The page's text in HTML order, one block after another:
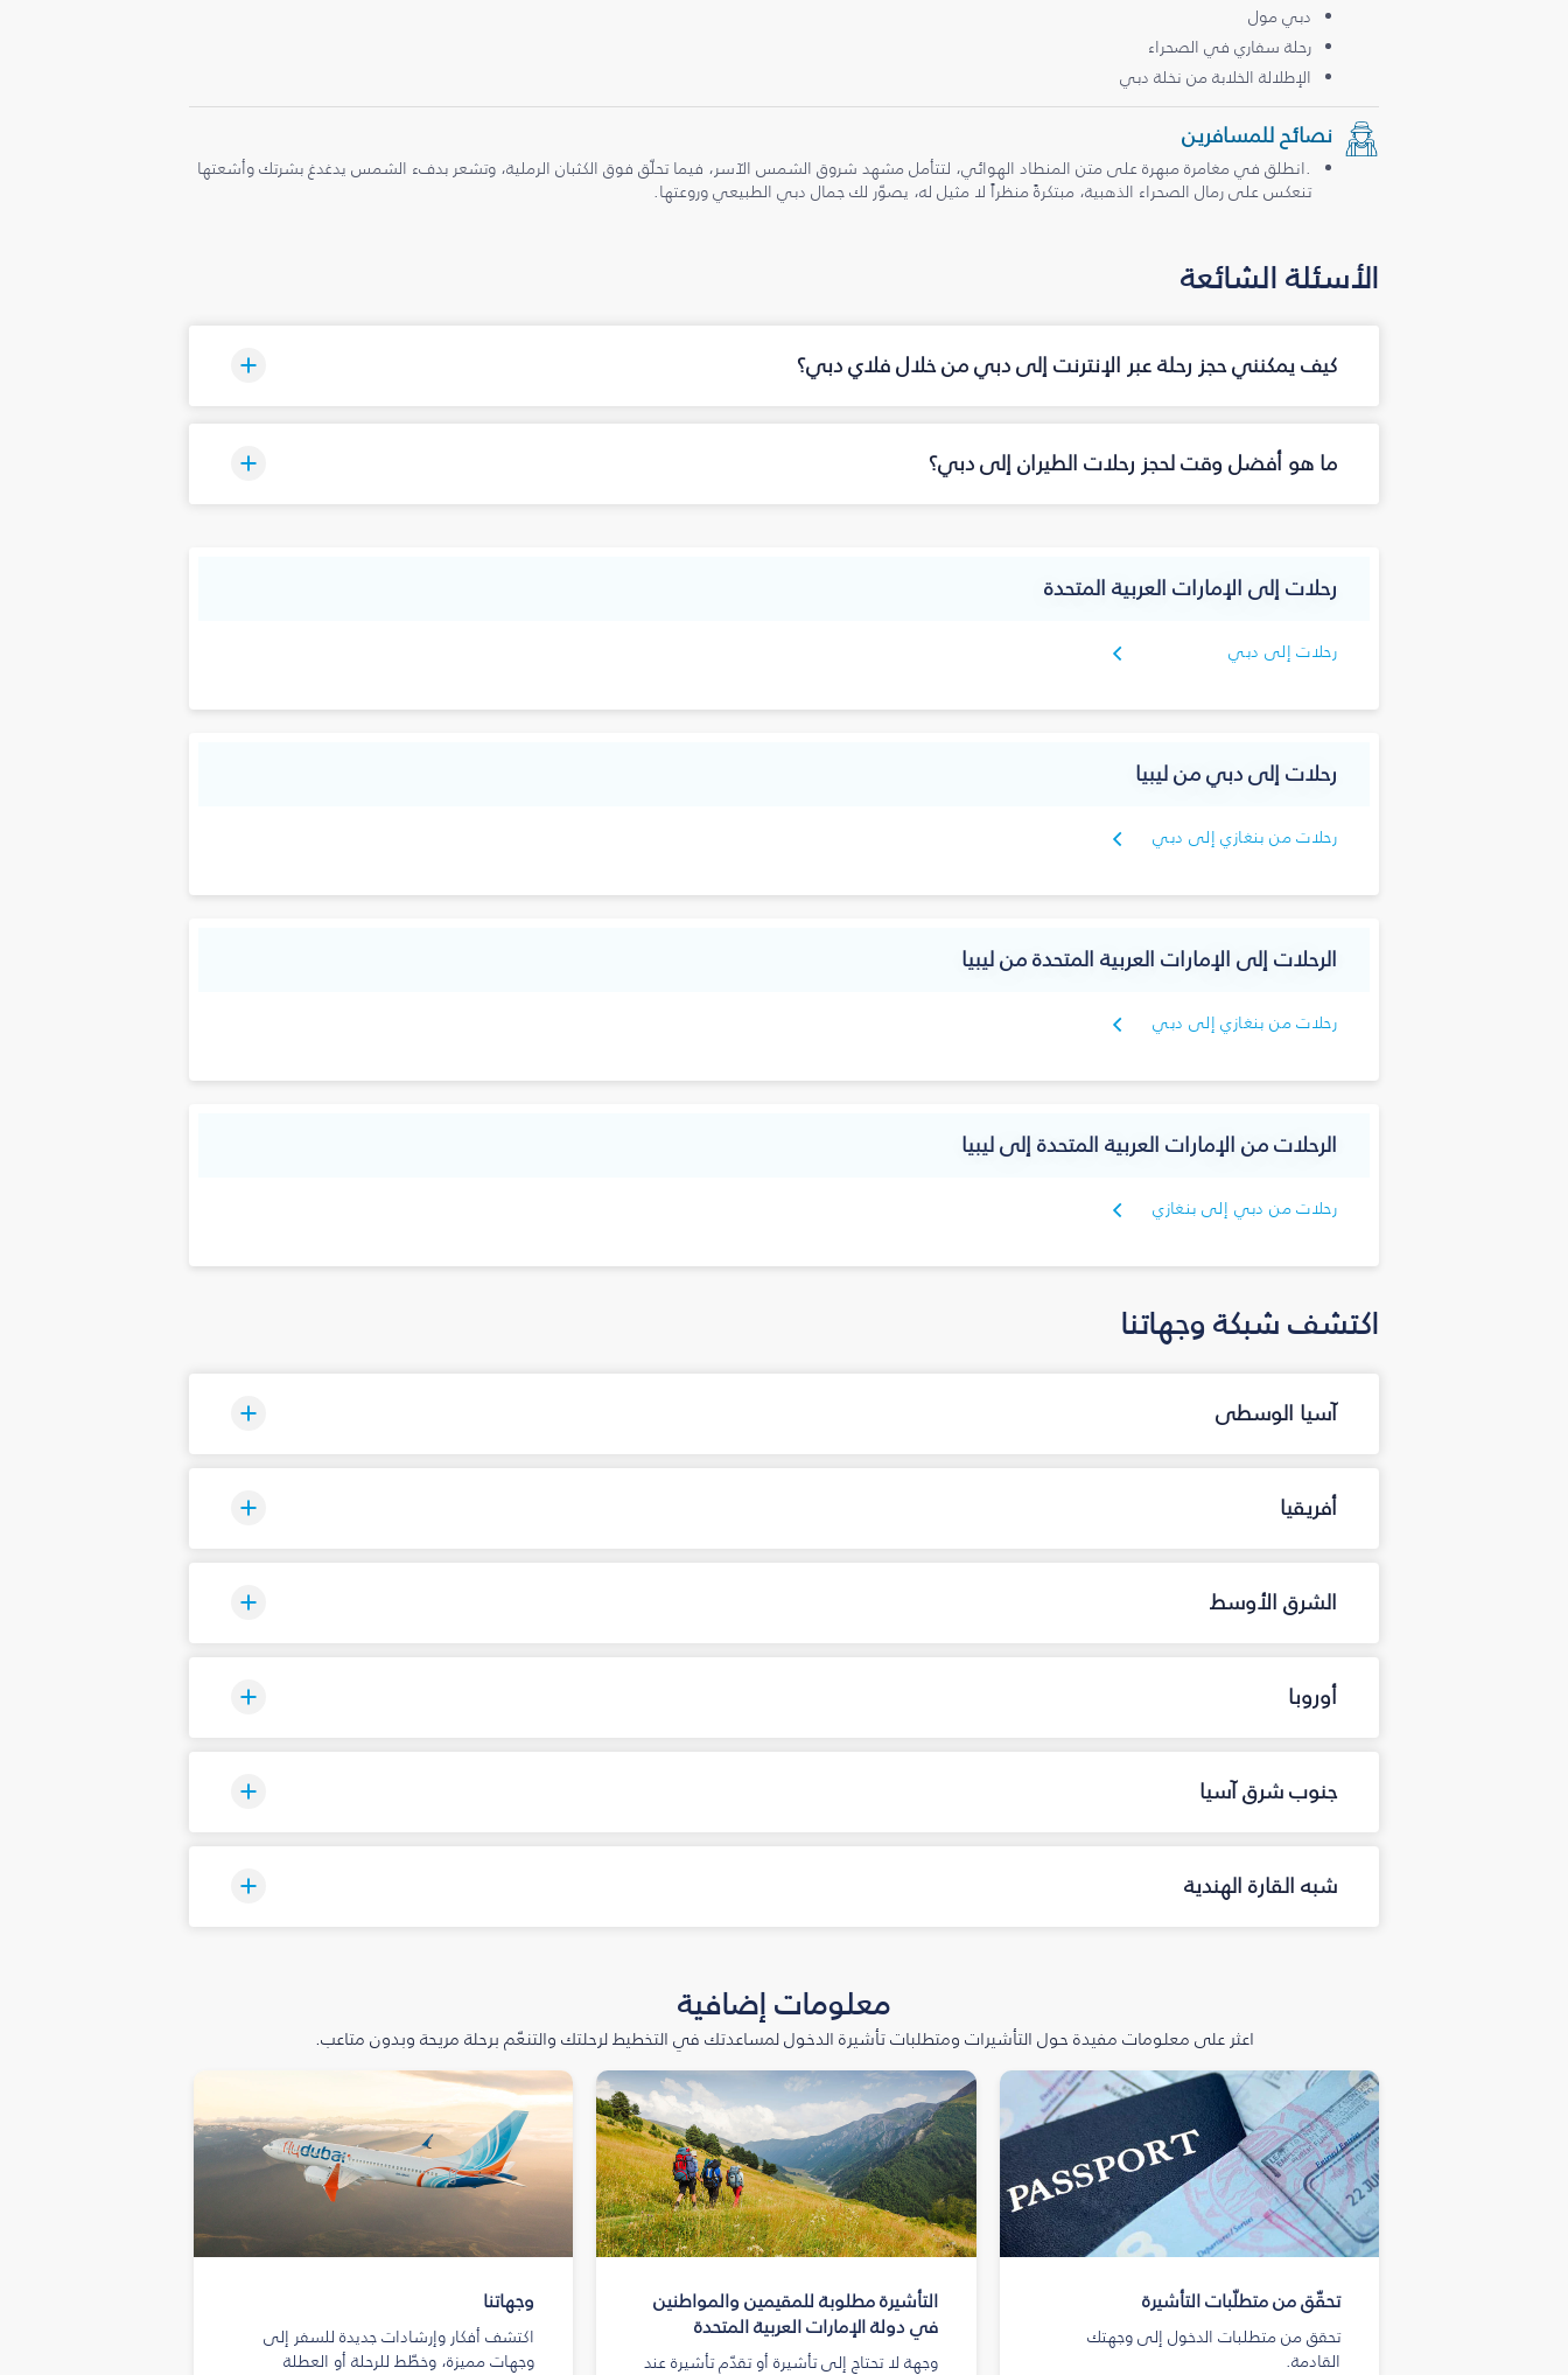
دبي مول
رحلة سفاري في الصحراء
الإطلالة الخلابة من نخلة دبي
نصائح للمسافرين
.انطلق في مغامرة مبهرة على متن المنطاد الهوائي، لتتأمل مشهد شروق الشمس الآسر، فيما تحلّق فوق الكثبان الرملية، وتشعر بدفء الشمس يدغدغ بشرتك وأشعتها
تنعكس على رمال الصحراء الذهبية، مبتكرةً منظراً لا مثيل له، يصوّر لك جمال دبي الطبيعي وروعتها.
الأسئلة الشائعة
كيف يمكنني حجز رحلة عبر الإنترنت إلى دبي من خلال فلاي دبي؟
ما هو أفضل وقت لحجز رحلات الطيران إلى دبي؟
رحلات إلى الإمارات العربية المتحدة
رحلات إلى دبي
رحلات إلى دبي من ليبيا
رحلات من بنغازي إلى دبي
الرحلات إلى الإمارات العربية المتحدة من ليبيا
رحلات من بنغازي إلى دبي
الرحلات من الإمارات العربية المتحدة إلى ليبيا
رحلات من دبي إلى بنغازي
اكتشف شبكة وجهاتنا
آسيا الوسطى
أفريقيا
الشرق الأوسط
أوروبا
جنوب شرق آسيا
شبه القارة الهندية
معلومات إضافية
اعثر على معلومات مفيدة حول التأشيرات ومتطلبات تأشيرة الدخول لمساعدتك في التخطيط لرحلتك والتنعّم برحلة مريحة وبدون متاعب.
تحقّق من متطلّبات التأشيرة
تحقق من متطلبات الدخول إلى وجهتك
القادمة.
التأشيرة مطلوبة للمقيمين والمواطنين
في دولة الإمارات العربية المتحدة
وجهة لا تحتاج إلى تأشيرة أو تقدّم تأشيرة عند
وجهاتنا
اكتشف أفكار وإرشادات جديدة للسفر إلى
وجهات مميزة، وخطّط للرحلة أو العطلة